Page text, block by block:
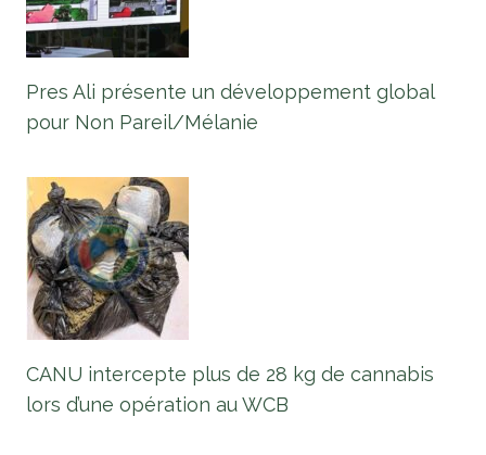
Pres Ali présente un développement global
pour Non Pareil/Mélanie
CANU intercepte plus de 28 kg de cannabis
lors d’une opération au WCB